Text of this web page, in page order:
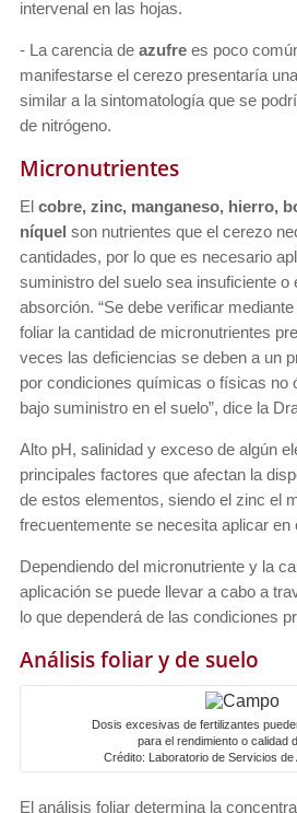
intervenal en las hojas.
- La carencia de azufrees poco
manifestarse el cerezo presentaría
similar a la sintomatología que se
de nitrógeno.
Micronutrientes
El cobre, zinc, manganeso, hierro,
níquel son nutrientes que el cerezo
cantidades, por lo que es necesario
suministro del suelo sea insuficiente o
absorción. “Se debe verificar
foliar la cantidad de micronutrientes
veces las deficiencias se deben a un
por condiciones químicas o físicas no
bajo suministro en el suelo”, dice la
Alto pH, salinidad y exceso de algún
principales factores que afectan la
de estos elementos, siendo el zinc el
frecuentemente se necesita aplicar en
Dependiendo del micronutriente y la
aplicación se puede llevar a cabo a
lo que dependerá de las condiciones
Análisis foliar y de suelo
Dosis excesivas de fertilizantes
para el rendimiento o calidad
Crédito: Laboratorio de Servicios de
El análisis foliar determina la